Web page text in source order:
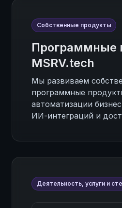
Собственные продукты
Программные
MSRV.tech
Мы развиваем
программные
автоматизации
ИИ-интеграций и
Деятельность, услуги и